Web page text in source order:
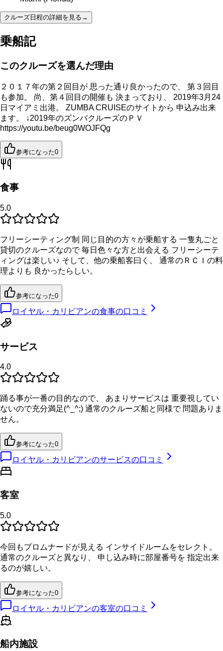
クルーズ日程の詳細を見る →
乗船記
このクルーズを選んだ理由
２０１７年の第２回目が 思った通り良かったので、 第３回目
も参加。 尚、第４回目の開催も 決まっており、 2019年3月24
日マイアミ出港。 ZUMBA CRUISEのサイトから 申込み出来
ます。 ↓2019年のズンバクルーズのＰＶ
https://youtu.be/beug0WOJFQg
参考になった0
食事
5.0
フリーシーティング制 同じ目的の方々が乗船する 一隻丸ごと
貸切のクルーズなので 毎日色々な方と出会える フリーシーテ
ィングは楽しい♪ そして、他の乗船客曰く、 通常のＲＣＩの料
理よりも 良かったらしい。
参考になった0
ロイヤル・カリビアンの食事の口コミ
サービス
4.0
踊る事が一番の目的なので、 あまりサービスは 重要視してい
ないので充分満足(^_^;) 通常のクルーズ船と同様で 問題ありま
せん。
参考になった0
ロイヤル・カリビアンのサービスの口コミ
客室
5.0
今回もプロムナードが見える インサイドルームをセレクト。
通常のクルーズと異なり、 申し込み時に部屋番号を 指定出来
るのが嬉しい。
参考になった0
ロイヤル・カリビアンの客室の口コミ
船内施設